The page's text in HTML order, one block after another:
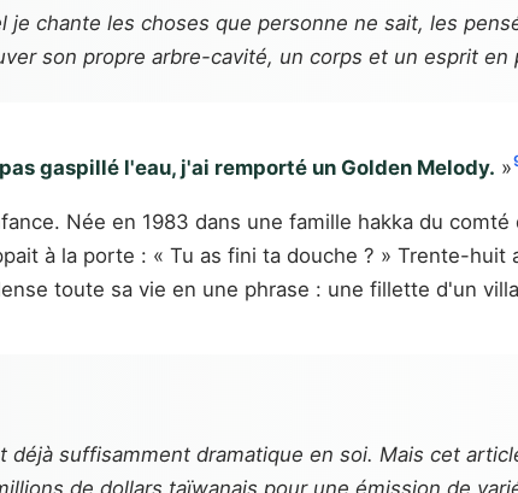
chante les choses que personne ne sait, les
son propre arbre-cavité, un corps et un esprit en
gaspillé l'eau, j'ai remporté un Golden Melody. »
Née en 1983 dans une famille hakka du comté
à la porte : « Tu as fini ta douche ? » Trente-
toute sa vie en une phrase : une fillette d'un
déjà suffisamment dramatique en soi. Mais cet